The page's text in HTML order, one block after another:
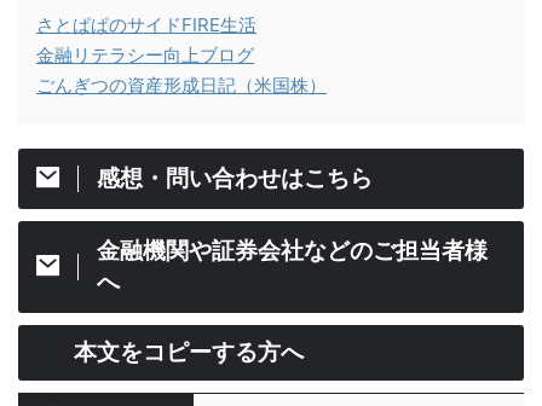
さとぱぱのサイドFIRE生活
金融リテラシー向上ブログ
ごんぎつの資産形成日記（米国株）
感想・問い合わせはこちら
金融機関や証券会社などのご担当者様
へ
本文をコピーする方へ